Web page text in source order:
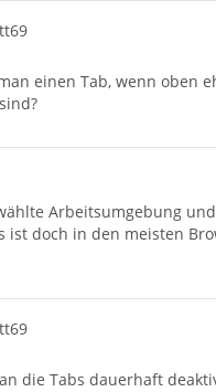
einen Tab, wenn oben
Arbeitsumgebung
ist doch in den meisten
die Tabs dauerhaft